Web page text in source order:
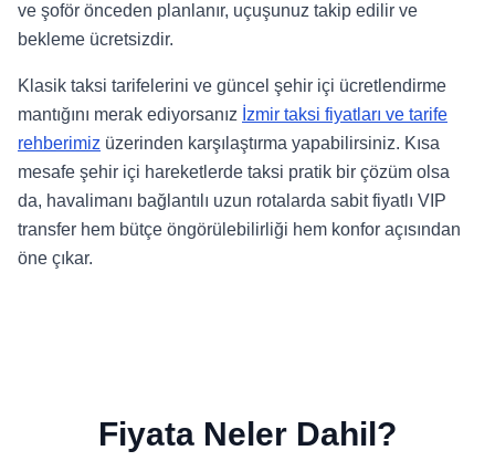
ve şoför önceden planlanır, uçuşunuz takip edilir ve
bekleme ücretsizdir.
Klasik taksi tarifelerini ve güncel şehir içi ücretlendirme
mantığını merak ediyorsanız İzmir taksi fiyatları ve tarife
rehberimiz üzerinden karşılaştırma yapabilirsiniz. Kısa
mesafe şehir içi hareketlerde taksi pratik bir çözüm olsa
da, havalimanı bağlantılı uzun rotalarda sabit fiyatlı VIP
transfer hem bütçe öngörülebilirliği hem konfor açısından
öne çıkar.
Fiyata Neler Dahil?